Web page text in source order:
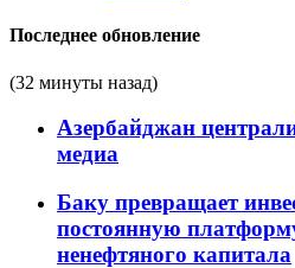
Последнее обновление
(32 минуты назад)
Азербайджан
медиа
Баку превращает
постоянную
ненефтяного капитала